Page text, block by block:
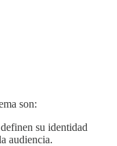
son:
su identidad
audiencia.